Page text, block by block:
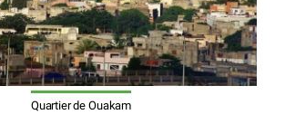
Quartier de Ouakam